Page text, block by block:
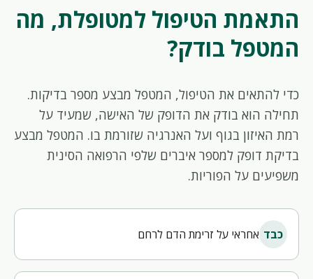
התאמת הטיפול למטופלת, מה
המטפל בודק?
כדי להתאים את הטיפול, המטפל מבצע מספר בדיקות.
תחילה הוא בודק את הדופק של האישה, שמעיד על
רמת האיזון בגוף ועל האנרגיה שזורמת בו. המטפל מבצע
בדיקת דופק למספר איברים שלפי הרפואה הסינית
משפיעים על הפוריות.
כבד אחראי על זרימת הדם לרחם